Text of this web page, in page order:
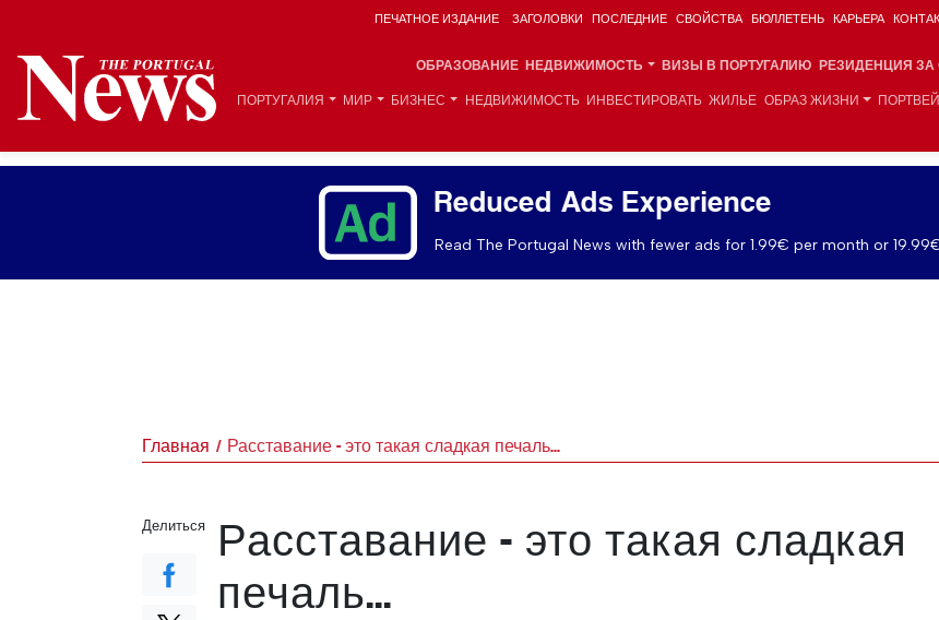
ПЕЧАТНОЕ ИЗДАНИЕ ЗАГОЛОВКИ ПОСЛЕДНИЕ СВОЙСТВА БЮЛЛЕТЕНЬ КАРЬЕРА
ОБРАЗОВАНИЕ НЕДВИЖИМОСТЬ ВИЗЫ В ПОРТУГАЛИЮ РЕЗИДЕНЦИЯ ЗА
ПОРТУГАЛИЯ МИР БИЗНЕС НЕДВИЖИМОСТЬ ИНВЕСТИРОВАТЬ ЖИЛЬЕ ОБРАЗ ЖИЗНИ
Reduced Ads Experience
Read The Portugal News with fewer ads for 1.99€ per month or
Главная Расставание - это такая сладкая печаль...
Расставание - это такая сладкая
печаль...
Делиться